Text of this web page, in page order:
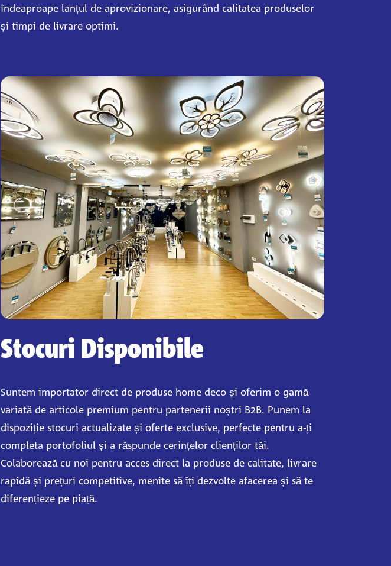
îndeaproape lanțul de aprovizionare, asigurând calitatea produselor
și timpi de livrare optimi.
Stocuri Disponibile
Suntem importator direct de produse home deco și oferim o gamă
variată de articole premium pentru partenerii noștri B2B. Punem la
dispoziție stocuri actualizate și oferte exclusive, perfecte pentru a-ți
completa portofoliul și a răspunde cerințelor clienților tăi.
Colaborează cu noi pentru acces direct la produse de calitate, livrare
rapidă și prețuri competitive, menite să îți dezvolte afacerea și să te
diferențieze pe piață.